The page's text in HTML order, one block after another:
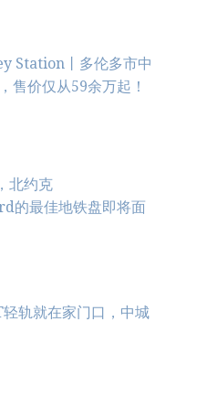
Station丨多伦多市中
售价仅从59余万起！
北约克
的最佳地铁盘即将面
轨就在家门口，中城